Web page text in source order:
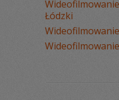
Łódzki